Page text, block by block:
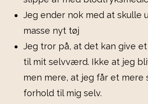
Jeg ender nok med at skulle
masse nyt tøj
Jeg tror på, at det kan give
til mit selvværd. Ikke at jeg
men mere, at jeg får et
forhold til mig selv.